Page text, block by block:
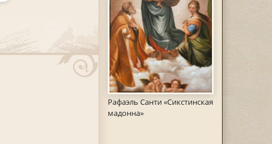
Рафаэль Санти «Сикстинская
мадонна»